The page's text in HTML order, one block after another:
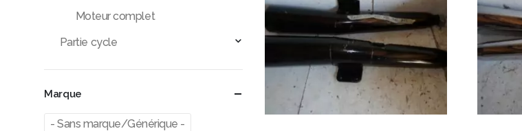
Moteur complet
Partie cycle
Marque
- Sans marque/Générique -